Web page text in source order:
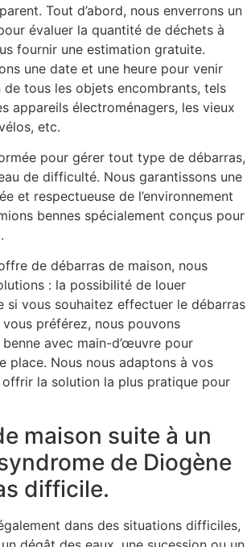
Tout d’abord, nous enverrons un
évaluer la quantité de déchets à
fournir une estimation gratuite.
une date et une heure pour venir
tous les objets encombrants, tels
appareils électroménagers, les vieux
etc.
pour gérer tout type de débarras,
de difficulté. Nous garantissons une
et respectueuse de l’environnement
bennes spécialement conçus pour
de débarras de maison, nous
: la possibilité de louer
si vous souhaitez effectuer le débarras
préférez, nous pouvons
avec main-d’œuvre pour
place. Nous nous adaptons à vos
la solution la plus pratique pour
maison suite à un
de Diogène
difficile.
dans des situations difficiles,